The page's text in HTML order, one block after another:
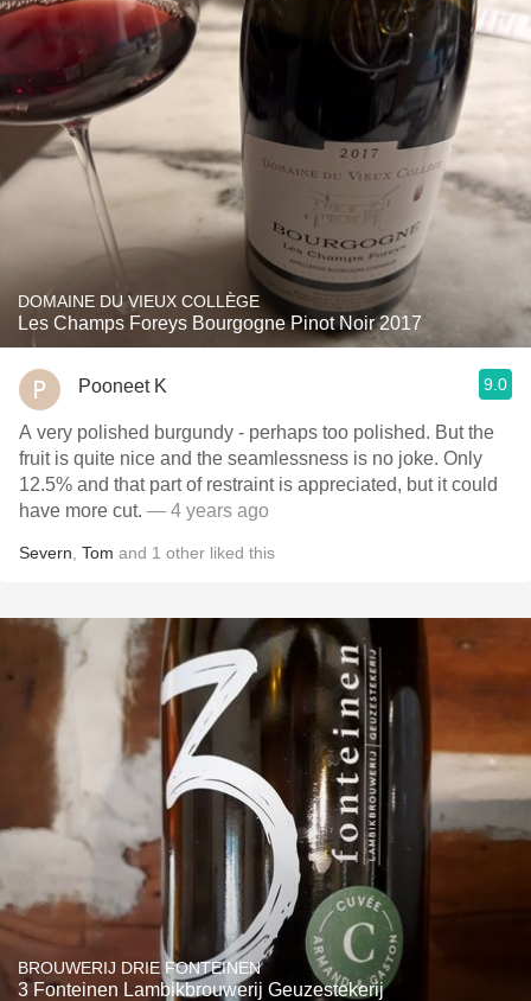
DOMAINE DU VIEUX COLLÈGE
Les Champs Foreys Bourgogne Pinot Noir 2017
Pooneet K 9.0
A very polished burgundy - perhaps too polished. But the
fruit is quite nice and the seamlessness is no joke. Only
12.5% and that part of restraint is appreciated, but it could
have more cut. — 4 years ago
Severn Tom and 1 other liked this
BROUWERIJ DRIE FONTEINEN
3 Fonteinen Lambikbrouwerij Geuzestekerij